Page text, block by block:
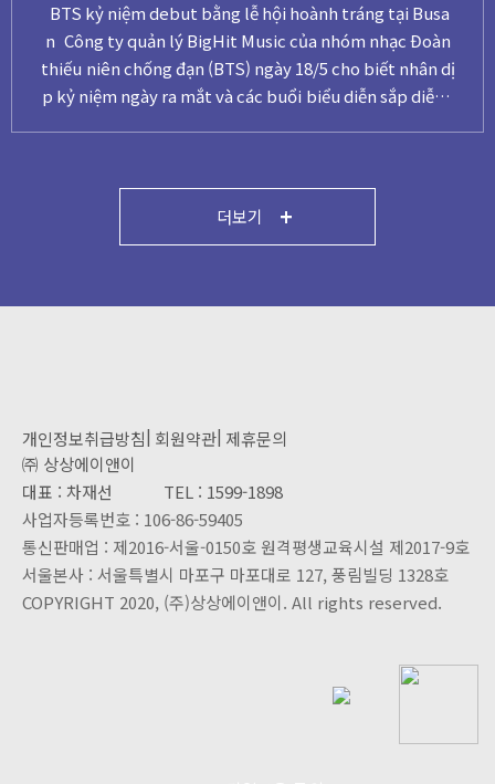
lễ hội hoành tráng tại Busa
Music của nhóm nhạc Đoàn
ngày 18/5 cho biết nhân dị
các buổi biểu diễn sắp diễn r
tour diễn thế giới của nhó
"Tour diễn thế giới
tỷ USD" Công ty giải trí BigHit Music cho biết hãng t
in Reuters (Anh)
của nhóm nhạc Đoàn
더보기
개인정보취급방침| 회원약관| 제휴문의
㈜ 상상에이앤이
대표 : 차재선
TEL : 1599-1898
사업자등록번호 : 106-86-59405
통신판매업 : 제2016-서울-0150호 원격평생교육시설 제2017-9호
서울본사 : 서울특별시 마포구 마포대로 127, 풍림빌딩 1328호
COPYRIGHT 2020, (주)상상에이앤이. All rights reserved.